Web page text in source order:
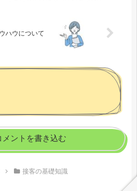
ハウについて
メントを書き込む
接客の基礎知識